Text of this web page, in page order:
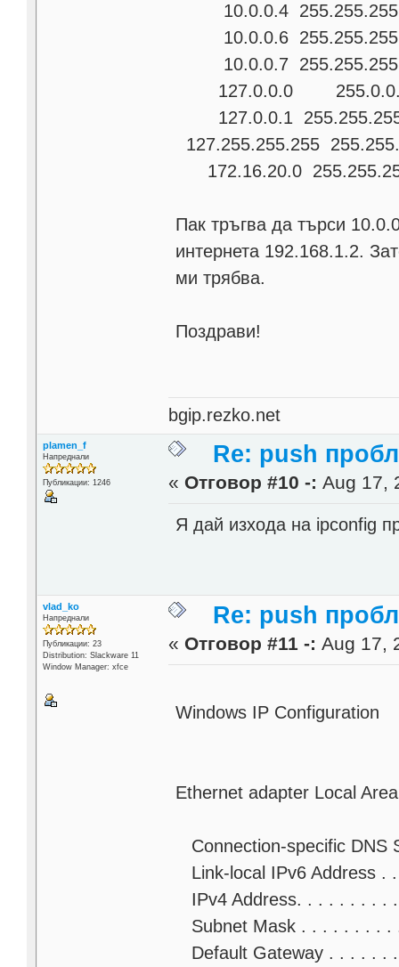
10.0.0.4
10.0.0.6
10.0.0.7
127.0.0.0
127.0.0.1
127.255.255.255
172.16.20.0
Пак тръгва да търси
интернета 192.168.1.2.
ми трябва.
Поздрави!
bgip.rezko.net
plamen_f
Напреднали
Публикации: 1246
Re: push
« Отговор #10 -: Aug 17,
Я дай изхода на ipconfig
vlad_ko
Напреднали
Публикации: 23
Distribution: Slackware 11
Window Manager: xfce
Re: push
« Отговор #11 -: Aug 17,
Windows IP Configuration
Ethernet adapter Local
Connection-specific DNS
Link-local IPv6 Address .
IPv4 Address. . . . . . . . .
Subnet Mask . . . . . . . . .
Default Gateway . . . . . .